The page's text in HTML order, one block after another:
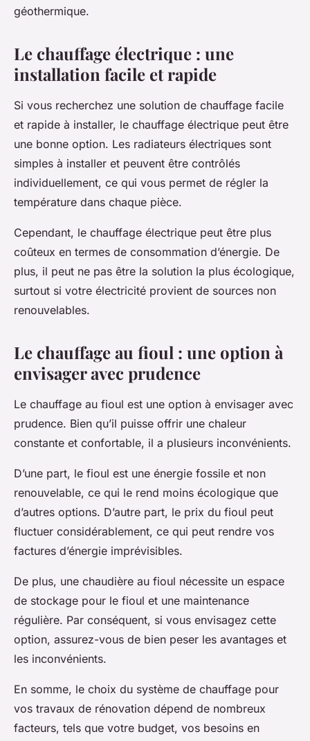
géothermique.
Le chauffage électrique : une
installation facile et rapide
Si vous recherchez une solution de chauffage facile
et rapide à installer, le chauffage électrique peut être
une bonne option. Les radiateurs électriques sont
simples à installer et peuvent être contrôlés
individuellement, ce qui vous permet de régler la
température dans chaque pièce.
Cependant, le chauffage électrique peut être plus
coûteux en termes de consommation d’énergie. De
plus, il peut ne pas être la solution la plus écologique,
surtout si votre électricité provient de sources non
renouvelables.
Le chauffage au fioul : une option à
envisager avec prudence
Le chauffage au fioul est une option à envisager avec
prudence. Bien qu’il puisse offrir une chaleur
constante et confortable, il a plusieurs inconvénients.
D’une part, le fioul est une énergie fossile et non
renouvelable, ce qui le rend moins écologique que
d’autres options. D’autre part, le prix du fioul peut
fluctuer considérablement, ce qui peut rendre vos
factures d’énergie imprévisibles.
De plus, une chaudière au fioul nécessite un espace
de stockage pour le fioul et une maintenance
régulière. Par conséquent, si vous envisagez cette
option, assurez-vous de bien peser les avantages et
les inconvénients.
En somme, le choix du système de chauffage pour
vos travaux de rénovation dépend de nombreux
facteurs, tels que votre budget, vos besoins en